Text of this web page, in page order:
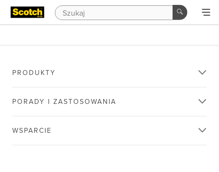
PRODUKTY
PORADY I ZASTOSOWANIA
WSPARCIE